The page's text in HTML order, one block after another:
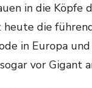
in die Köpfe
die
in Europa
vor Gigant